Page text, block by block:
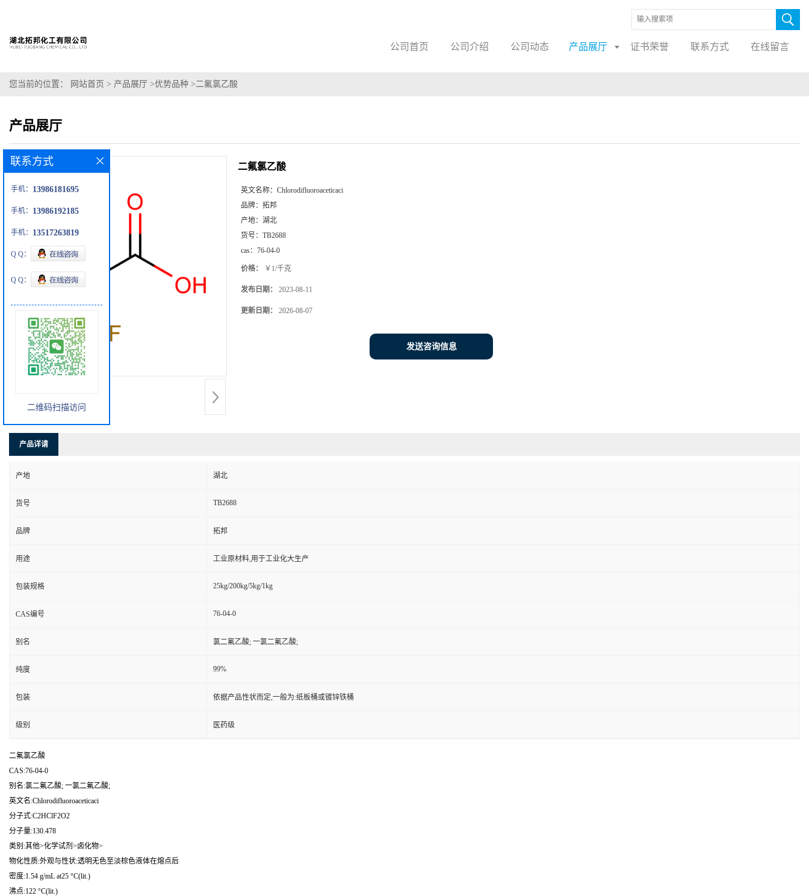
公司首页 公司介绍 公司动态 产品展厅 证书荣誉 联系方式 在线留言
您当前的位置： 网站首页 > 产品展厅 >优势品种 >二氟氯乙酸
产品展厅
二氟氯乙酸
英文名称： Chlorodifluoroaceticaci
品牌： 拓邦
产地： 湖北
货号： TB2688
cas： 76-04-0
价格： ￥1/千克
发布日期： 2023-08-11
更新日期： 2026-08-07
发送咨询信息
产品详请
产地 湖北
货号 TB2688
品牌 拓邦
用途 工业原材料,用于工业化大生产
包装规格 25kg/200kg/5kg/1kg
CAS编号 76-04-0
别名 氯二氟乙酸; 一氯二氟乙酸;
纯度 99%
包装 依据产品性状而定,一般为:纸板桶或镀锌铁桶
级别 医药级
二氟氯乙酸
CAS:76-04-0
别名:氯二氟乙酸; 一氯二氟乙酸;
英文名:Chlorodifluoroaceticaci
分子式:C2HClF2O2
分子量:130.478
类别:其他>化学试剂>卤化物>
物化性质:外观与性状:透明无色至淡棕色液体在熔点后
密度:1.54 g/mL at25 °C(lit.)
沸点:122 °C(lit.)
联系方式
手机： 13986181695
手机： 13986192185
手机： 13517263819
Q Q：
Q Q：
二维码扫描访问